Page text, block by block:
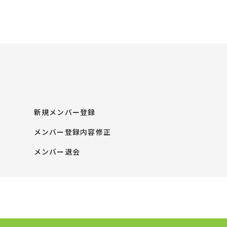
新規メンバー登録
メンバー登録内容修正
メンバー退会